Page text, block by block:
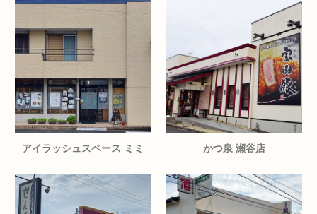
アイラッシュスペース ミミ かつ泉 瀬谷店